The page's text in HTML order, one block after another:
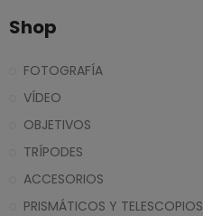
Shop
FOTOGRAFÍA
VÍDEO
OBJETIVOS
TRÍPODES
ACCESORIOS
PRISMÁTICOS Y TELESCOPIOS